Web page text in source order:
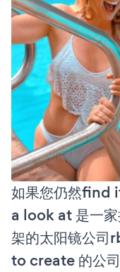
如果您仍然
a look at 是一
架的太阳镜公
to create 的公司